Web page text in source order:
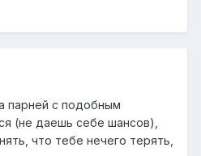
парней с подобным
(не даешь себе шансов),
что тебе нечего терять,